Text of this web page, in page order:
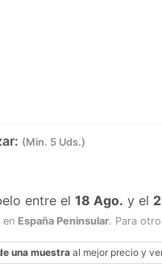
(Min. 5 Uds.)
entre el 18 Ago. y el
en España Peninsular. Para
una muestra al mejor precio y